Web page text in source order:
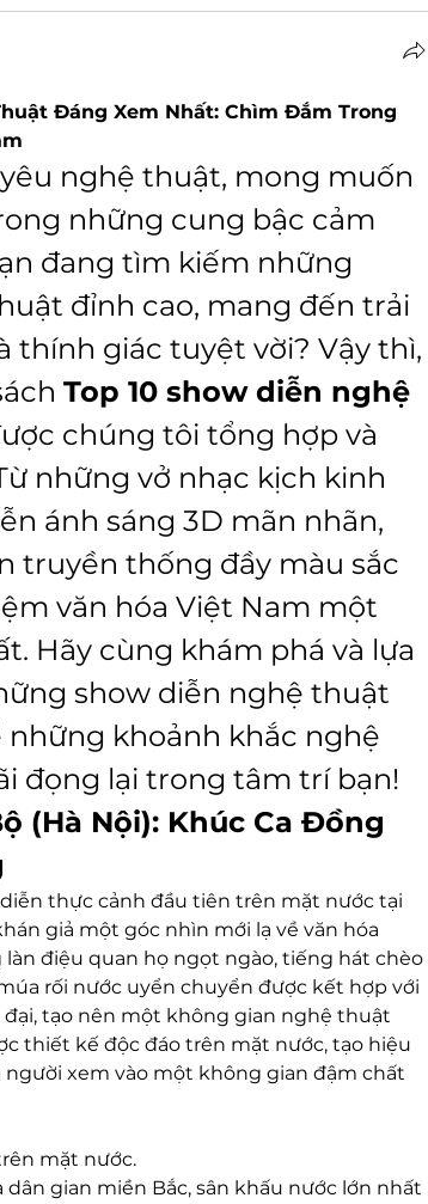
Đáng Xem Nhất: Chìm Đắm Trong
nghệ thuật, mong muốn
những cung bậc cảm
đang tìm kiếm những
đỉnh cao, mang đến trải
thính giác tuyệt vời? Vậy thì,
Top 10 show diễn nghệ
chúng tôi tổng hợp và
những vở nhạc kịch kinh
ánh sáng 3D mãn nhãn,
truyền thống đầy màu sắc
văn hóa Việt Nam một
Hãy cùng khám phá và lựa
show diễn nghệ thuật
khoảnh khắc nghệ
đọng lại trong tâm trí bạn!
(Hà Nội): Khúc Ca Đồng
diễn thực cảnh đầu tiên trên mặt nước tại
giả một góc nhìn mới lạ về văn hóa
điệu quan họ ngọt ngào, tiếng hát chèo
rối nước uyển chuyển được kết hợp với
tạo nên một không gian nghệ thuật
thiết kế độc đáo trên mặt nước, tạo hiệu
xem vào một không gian đậm chất
mặt nước.
dân gian miền Bắc, sân khấu nước lớn nhất